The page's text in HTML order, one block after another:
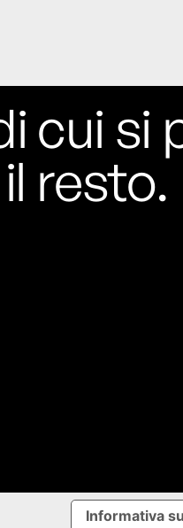
cui si
resto.
Informativa